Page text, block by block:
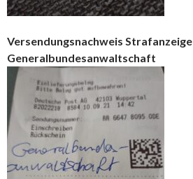
Versendungsnachweis Strafanzeige
Generalbundesanwaltschaft